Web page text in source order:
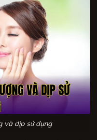
và dịp sử dụng